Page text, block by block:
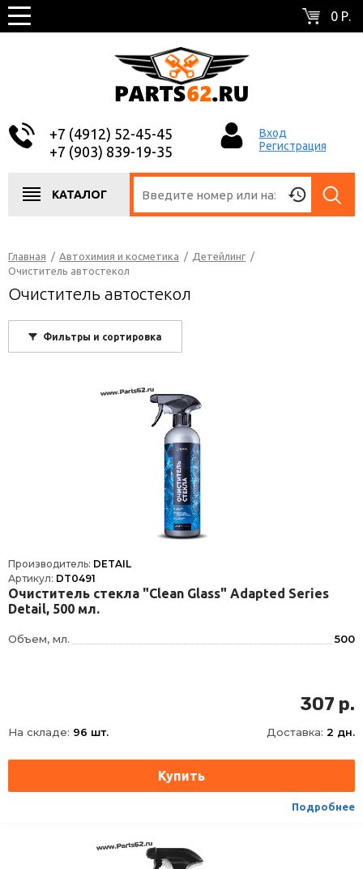
0 Р.
+7 (4912) 52-45-45
+7 (903) 839-19-35
Вход
Регистрация
КАТАЛОГ
Главная / Автохимия и косметика / Детейлинг /
Очиститель автостекол
Очиститель автостекол
Фильтры и сортировка
Производитель: DETAIL
Артикул: DT0491
Очиститель стекла "Clean Glass" Adapted Series
Detail, 500 мл.
Объем, мл. 500
307 р.
На складе: 96 шт. Доставка: 2 дн.
Подробнее